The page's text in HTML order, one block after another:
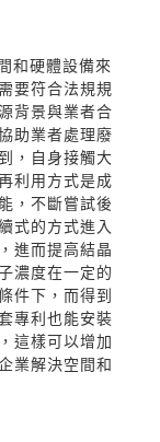
和硬體設備來
要符合法規規
背景與業者合
助業者處理廢
，自身接觸大
利用方式是成
，不斷嘗試後
式的方式進入
進而提高結晶
濃度在一定的
件下，而得到
專利也能安裝
這樣可以增加
業解決空間和